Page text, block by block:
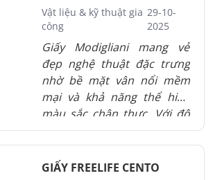
Vật liệu & kỹ thuật gia
công
29-10-
2025
Giấy Modigliani mang vẻ
đẹp nghệ thuật đặc trưng
nhờ bề mặt vân nổi mềm
mại và khả năng thể hiện
màu sắc chân thực. Với độ
bền tốt và tính ứng dụng
rộng trong thiệp cưới, thiết
kế thủ công và in mỹ thuật,
GIẤY FREELIFE CENTO